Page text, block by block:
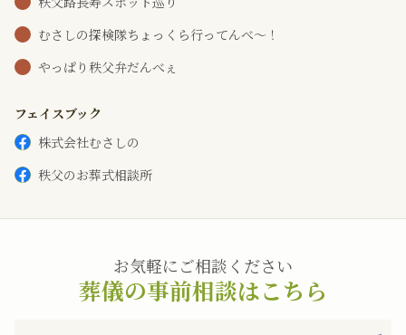
むさしの探検隊ちょっくら行ってんべ～！
やっぱり秩父弁だんべぇ
フェイスブック
株式会社むさしの
秩父のお葬式相談所
お気軽にご相談ください
葬儀の事前相談はこちら